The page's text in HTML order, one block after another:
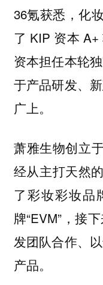
36氪获悉，化
了 KIP 资本
资本担任本轮
于产品研发、
广上。
萧雅生物创立
经从主打天然
了彩妆彩妆品
牌“EVM”，接
发团队合作、
产品。